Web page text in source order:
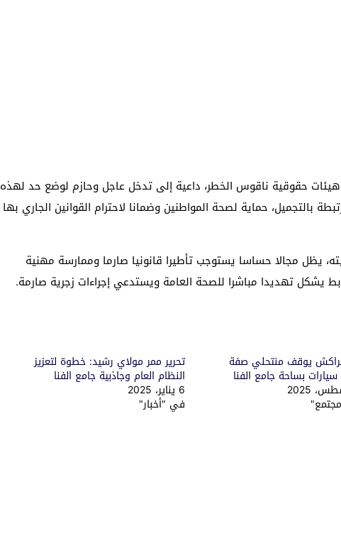
حقوقية ناقوس الخطر، داعية إلى تدخل عاجل وحازم لوضع حد لهذه
بالتجميل، حماية لصحة المواطنين وضمانا لاحترام القوانين الجاري بها
يظل مجالا حساسا يستوجب تأطيرا قانونيا صارما وممارسة مهنية
يشكل تهديدا مباشرا للصحة العامة ويستدعي إجراءات زجرية صارمة.
يوقف منتحلي صفة
بساحة جامع الفنا
تحرير ممر مولاي رشيد: خطوة لتعزيز
النظام العام وجاذبية جامع الفنا
6 يناير، 2025
في "أخبار"